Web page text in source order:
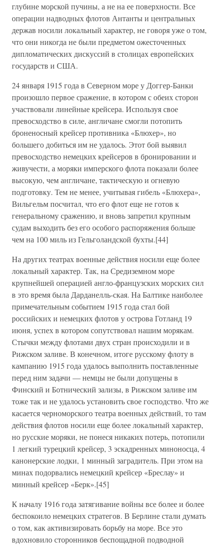
глубине морской пучины, а не на ее поверхности. Все
операции надводных флотов Антанты и центральных
держав носили локальный характер, не говоря уже о том,
что они никогда не были предметом ожесточенных
дипломатических дискуссий в столицах европейских
государств и США.
24 января 1915 года в Северном море у Доггер-Банки
произошло первое сражение, в котором с обеих сторон
участвовали линейные крейсера. Используя свое
превосходство в силе, англичане смогли потопить
броненосный крейсер противника «Блюхер», но
большего добиться им не удалось. Этот бой выявил
превосходство немецких крейсеров в бронировании и
живучести, а моряки имперского флота показали более
высокую, чем англичане, тактическую и огневую
подготовку. Тем не менее, учитывая гибель «Блюхера»,
Вильгельм посчитал, что его флот еще не готов к
генеральному сражению, и вновь запретил крупным
судам выходить без его особого распоряжения больше
чем на 100 миль из Гельголандской бухты.[44]
На других театрах военные действия носили еще более
локальный характер. Так, на Средиземном море
крупнейшей операцией англо-французских морских сил
в это время была Дарданелль-ская. На Балтике наиболее
примечательным событием 1915 года стал бой
российских и немецких флотов у острова Готланд 19
июня, успех в котором сопутствовал нашим морякам.
Стычки между флотами двух стран происходили и в
Рижском заливе. В конечном, итоге русскому флоту в
кампанию 1915 года удалось выполнить поставленные
перед ним задачи — немцы не были допущены в
Финский и Ботнический зализы, в Рижском заливе им
тоже так и не удалось установить свое господство. Что же
касается черноморского театра военных действий, то там
действия флотов носили еще более локальный характер,
но русские моряки, не понеся никаких потерь, потопили
1 легкий турецкий крейсер, 3 эскадренных миноносца, 4
канонерские лодки, 1 минный заградитель. При этом на
минах подорвались немецкий крейсер «Бреслау» и
минный крейсер «Берк».[45]
К началу 1916 года затягивание войны все более и более
беспокоило немецких стратегов. В Берлине стали думать
о том, как активизировать борьбу на море. Все это
вдохновило сторонников беспощадной подводной